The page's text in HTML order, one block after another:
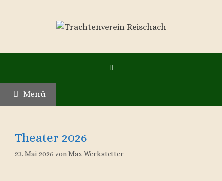
Menü
Theater 2026
23. Mai 2026 von Max Werkstetter